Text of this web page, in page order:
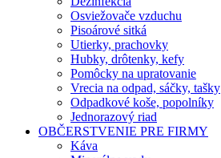
Osviežovače vzduchu
Pisoárové sitká
Utierky, prachovky
Hubky, drôtenky, kefy
Pomôcky na upratovanie
Vrecia na odpad, sáčky, tašky
Odpadkové koše, popolníky
Jednorazový riad
OBČERSTVENIE PRE FIRMY
Káva